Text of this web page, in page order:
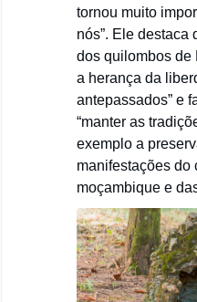
tornou muito
nós”. Ele destaca
dos quilombos de
a herança da
antepassados” e
“manter as
exemplo a
manifestações do
moçambique e